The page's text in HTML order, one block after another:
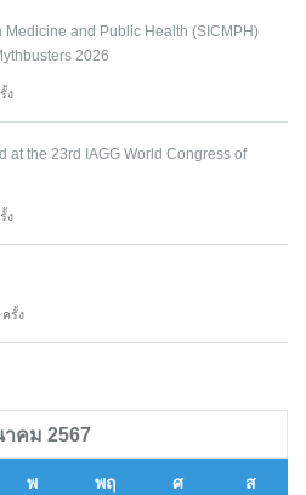
and Public Health (SICMPH)
2026
ง
at the 23rd IAGG World Congress of
ง
ครั้ง
คม 2567
พ พฤ ศ ส